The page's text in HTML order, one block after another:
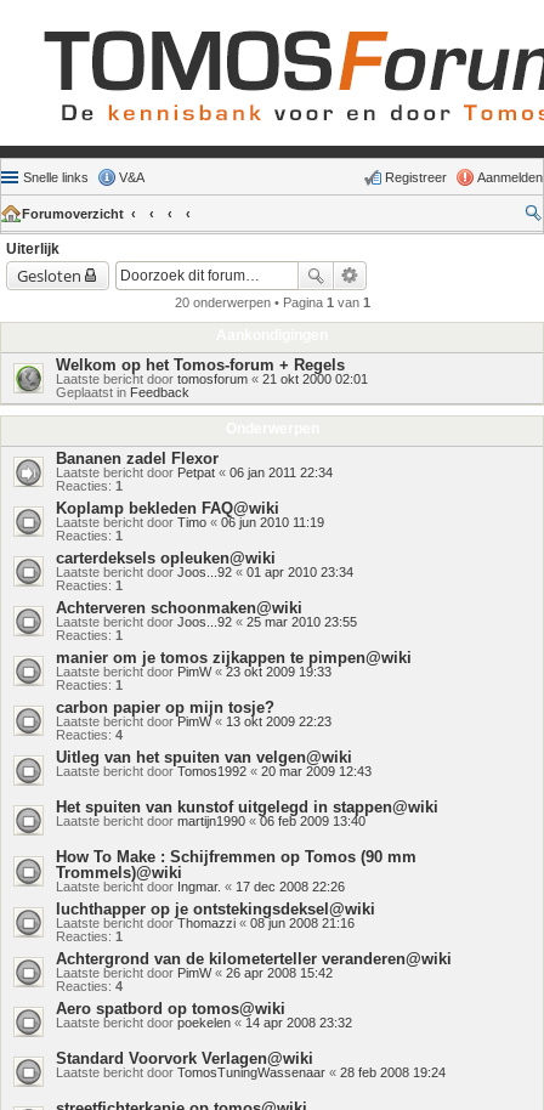
Snelle links V&A Aanmelden
Registreer
Forumoverzicht
Uiterlijk
Gesloten
20 onderwerpen • Pagina 1 van 1
Welkom op het Tomos-forum + Regels
Laatste bericht door tomosforum « 21 okt 2000 02:01
Geplaatst in Feedback
Bananen zadel Flexor
Laatste bericht door Petpat « 06 jan 2011 22:34
Reacties: 1
Koplamp bekleden FAQ@wiki
Laatste bericht door Timo « 06 jun 2010 11:19
Reacties: 1
carterdeksels opleuken@wiki
Laatste bericht door Joos...92 « 01 apr 2010 23:34
Reacties: 1
Achterveren schoonmaken@wiki
Laatste bericht door Joos...92 « 25 mar 2010 23:55
Reacties: 1
manier om je tomos zijkappen te pimpen@wiki
Laatste bericht door PimW«23 okt 2009 19:33
Reacties: 1
carbon papier op mijn tosje?
Laatste bericht doorPimW« 13 okt 2009 22:23
Reacties: 4
Uitleg van het spuiten van velgen@wiki
Laatste bericht doorTomos1992 « 20 mar 2009 12:43
Het spuiten van kunstof uitgelegd in stappen@wiki
Laatste bericht door martijn1990 «06 feb 2009 13:40
How To Make : Schijfremmen op Tomos (90 mm
Trommels)@wiki
Laatste bericht door Ingmar. « 17 dec 2008 22:26
luchthapper op je ontstekingsdeksel@wiki
Laatste bericht doorThomazzi « 08 jun 2008 21:16
Reacties: 1
Achtergrond van de kilometerteller veranderen@wiki
Laatste bericht door PimW« 26 apr 2008 15:42
Reacties: 4
Aero spatbord op tomos@wiki
Laatste bericht door poekelen « 14 apr 2008 23:32
Standard Voorvork Verlagen@wiki
Laatste bericht door TomosTuningWassenaar « 28 feb 2008 19:24